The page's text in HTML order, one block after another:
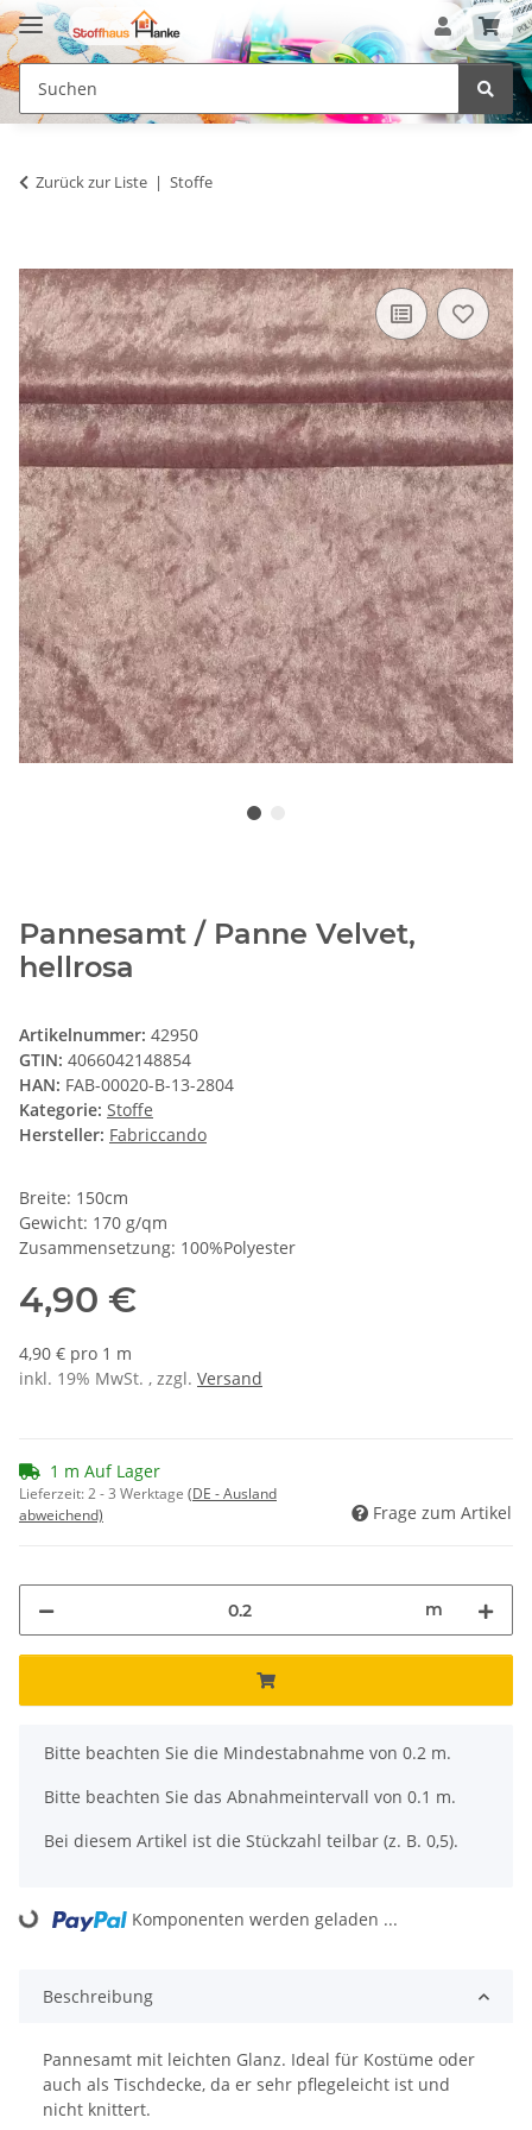
Zurück zur Liste Stoffe
Pannesamt / Panne Velvet,
hellrosa
Artikelnummer: 42950
GTIN: 4066042148854
HAN: FAB-00020-B-13-2804
Kategorie: Stoffe
Hersteller: Fabriccando
Breite: 150cm
Gewicht: 170 g/qm
Zusammensetzung: 100%Polyester
4,90 €
4,90 € pro 1 m
inkl. 19% MwSt. , zzgl. Versand
1 m Auf Lager
Lieferzeit:2 - 3 Werktage (DE - Ausland
abweichend)
Frage zum Artikel
m
x
Bitte beachten Sie die Mindestabnahme von 0.2 m.
Bitte beachten Sie das Abnahmeintervall von 0.1 m.
Bei diesem Artikel ist die Stückzahl teilbar (z. B. 0,5).
Loading... Komponenten werden geladen ...
Beschreibung
Pannesamt mit leichten Glanz. Ideal für Kostüme oder
auch als Tischdecke, da er sehr pflegeleicht ist und
nicht knittert.